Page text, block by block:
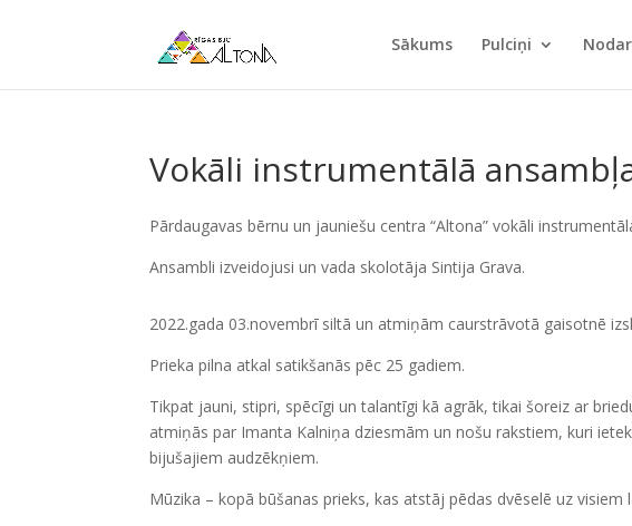
Sākums Pulciņi
Vokāli instrumentālā
Pārdaugavas bērnu un jauniešu centra “Altona” vokāli
Ansambli izveidojusi un vada skolotāja Sintija Grava.
2022.gada 03.novembrī siltā un atmiņām caurstrāvotā gaisotnē
Prieka pilna atkal satikšanās pēc 25 gadiem.
Tikpat jauni, stipri, spēcīgi un talantīgi kā agrāk, tikai šoreiz ar
atmiņās par Imanta Kalniņa dziesmām un nošu rakstiem, kuri
bijušajiem audzēkņiem.
Mūzika – kopā būšanas prieks, kas atstāj pēdas dvēselē uz visiem